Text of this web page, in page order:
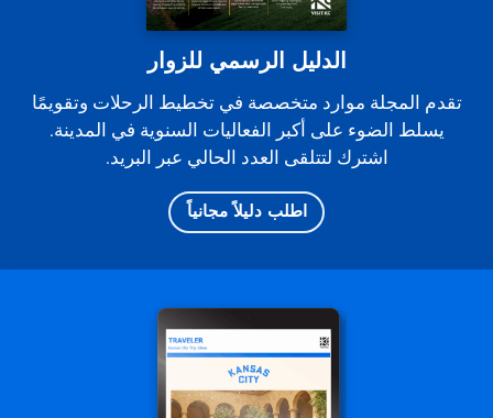
الدليل الرسمي للزوار
تقدم المجلة موارد متخصصة في تخطيط الرحلات وتقويمًا
يسلط الضوء على أكبر الفعاليات السنوية في المدينة.
اشترك لتتلقى العدد الحالي عبر البريد.
اطلب دليلاً مجانياً